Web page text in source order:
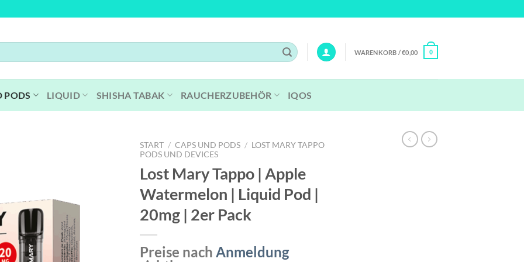
WARENKORB /€0,00 0
PODS LIQUID SHISHA TABAK RAUCHERZUBEHÖR IQOS
START / CAPS UND PODS / LOST MARY TAPPO
PODS UND DEVICES
Lost Mary Tappo | Apple
Watermelon | Liquid Pod |
20mg | 2er Pack
Preise nach Anmeldung